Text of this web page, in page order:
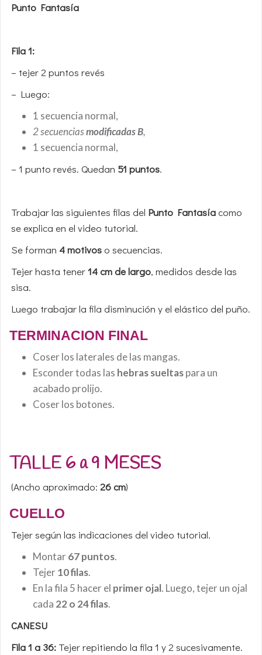
Punto Fantasía
Fila 1:
– tejer 2 puntos revés
– Luego:
1 secuencia normal,
2 secuenciasmodificadas B,
1 secuencia normal,
– 1 punto revés. Quedan 51 puntos.
Trabajar las siguientes filas del Punto Fantasíacomo
se explica en el video tutorial.
Se forman 4 motivoso secuencias.
Tejer hasta tener14 cm de largo, medidos desde las
sisa.
Luego trabajar la fila disminución y el elástico del puño.
TERMINACION FINAL
Coser los laterales de las mangas.
Esconder todas las hebras sueltaspara un
acabado prolijo.
Coser los botones.
TALLE 6 a 9 MESES
(Ancho aproximado: 26 cm)
CUELLO
Tejer según las indicaciones del video tutorial.
Montar67 puntos.
Tejer10 filas.
En la fila 5 hacer el primer ojal. Luego, tejer un ojal
cada 22 o 24 filas.
CANESU
Fila 1 a 36: Tejer repitiendo la fila 1 y 2 sucesivamente.